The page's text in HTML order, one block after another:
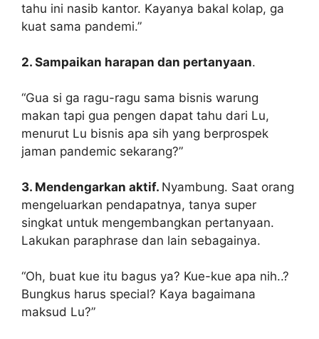
tahu ini nasib kantor. Kayanya bakal kolap, ga
kuat sama pandemi.”
2. Sampaikan harapan dan pertanyaan.
“Gua si ga ragu-ragu sama bisnis warung
makan tapi gua pengen dapat tahu dari Lu,
menurut Lu bisnis apa sih yang berprospek
jaman pandemic sekarang?”
3. Mendengarkan aktif. Nyambung. Saat orang
mengeluarkan pendapatnya, tanya super
singkat untuk mengembangkan pertanyaan.
Lakukan paraphrase dan lain sebagainya.
“Oh, buat kue itu bagus ya? Kue-kue apa nih..?
Bungkus harus special? Kaya bagaimana
maksud Lu?”